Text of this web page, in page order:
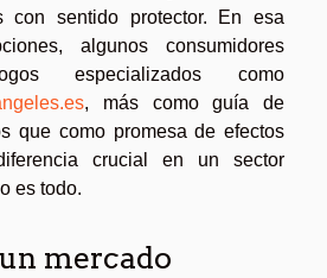
con sentido protector. En esa
algunos consumidores
especializados como
, más como guía de
que como promesa de efectos
crucial en un sector
es todo.
mercado